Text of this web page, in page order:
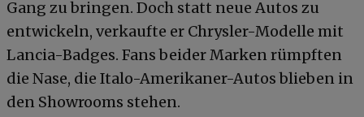
Gang zu bringen. Doch statt neue Autos zu
entwickeln, verkaufte er Chrysler-Modelle mit
Lancia-Badges. Fans beider Marken rümpften
die Nase, die Italo-Amerikaner-Autos blieben in
den Showrooms stehen.